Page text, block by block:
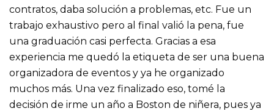
contratos, daba solución a problemas, etc. Fue un
trabajo exhaustivo pero al final valió la pena, fue
una graduación casi perfecta. Gracias a esa
experiencia me quedó la etiqueta de ser una buena
organizadora de eventos y ya he organizado
muchos más. Una vez finalizado eso, tomé la
decisión de irme un año a Boston de niñera, pues ya